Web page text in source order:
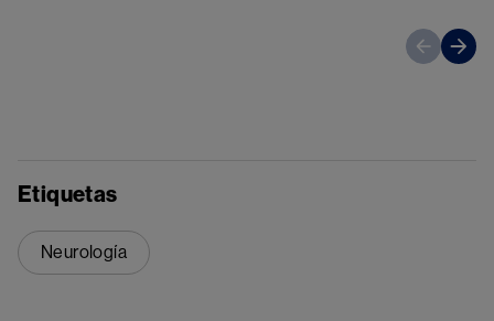
Etiquetas
Neurología